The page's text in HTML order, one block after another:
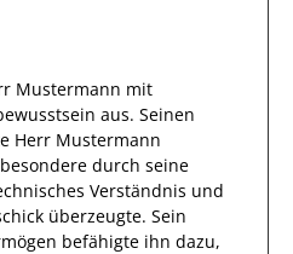
Mustermann mit
aus. Seinen
Herr Mustermann
durch seine
Verständnis und
überzeugte. Sein
befähigte ihn dazu,